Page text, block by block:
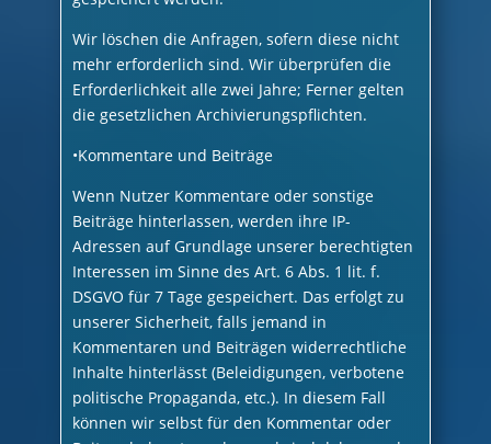
Wir löschen die Anfragen, sofern diese nicht
mehr erforderlich sind. Wir überprüfen die
Erforderlichkeit alle zwei Jahre; Ferner gelten
die gesetzlichen Archivierungspflichten.
•Kommentare und Beiträge
Wenn Nutzer Kommentare oder sonstige
Beiträge hinterlassen, werden ihre IP-
Adressen auf Grundlage unserer berechtigten
Interessen im Sinne des Art. 6 Abs. 1 lit. f.
DSGVO für 7 Tage gespeichert. Das erfolgt zu
unserer Sicherheit, falls jemand in
Kommentaren und Beiträgen widerrechtliche
Inhalte hinterlässt (Beleidigungen, verbotene
politische Propaganda, etc.). In diesem Fall
können wir selbst für den Kommentar oder